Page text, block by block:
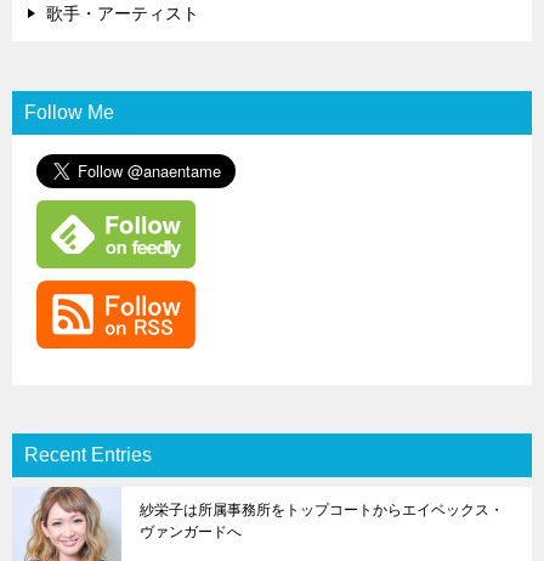
歌手・アーティスト
Follow Me
Recent Entries
紗栄子は所属事務所をトップコートからエイベックス・
ヴァンガードへ